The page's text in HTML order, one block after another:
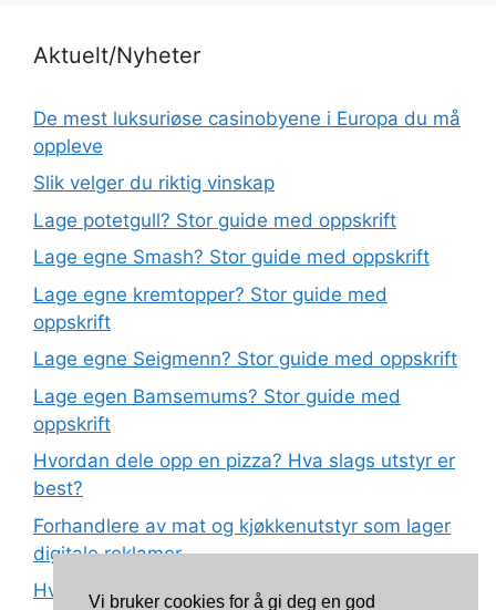
Aktuelt/Nyheter
De mest luksuriøse casinobyene i Europa du må
oppleve
Slik velger du riktig vinskap
Lage potetgull? Stor guide med oppskrift
Lage egne Smash? Stor guide med oppskrift
Lage egne kremtopper? Stor guide med
oppskrift
Lage egne Seigmenn? Stor guide med oppskrift
Lage egen Bamsemums? Stor guide med
oppskrift
Hvordan dele opp en pizza? Hva slags utstyr er
best?
Forhandlere av mat og kjøkkenutstyr som lager
digitale reklamer
Hva betyr det at plast har matkvalitet?
Vi bruker cookies for å gi deg en god